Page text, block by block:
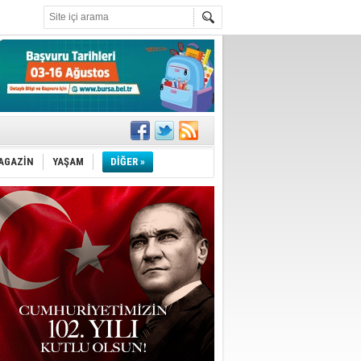
YAŞAM DİĞER »